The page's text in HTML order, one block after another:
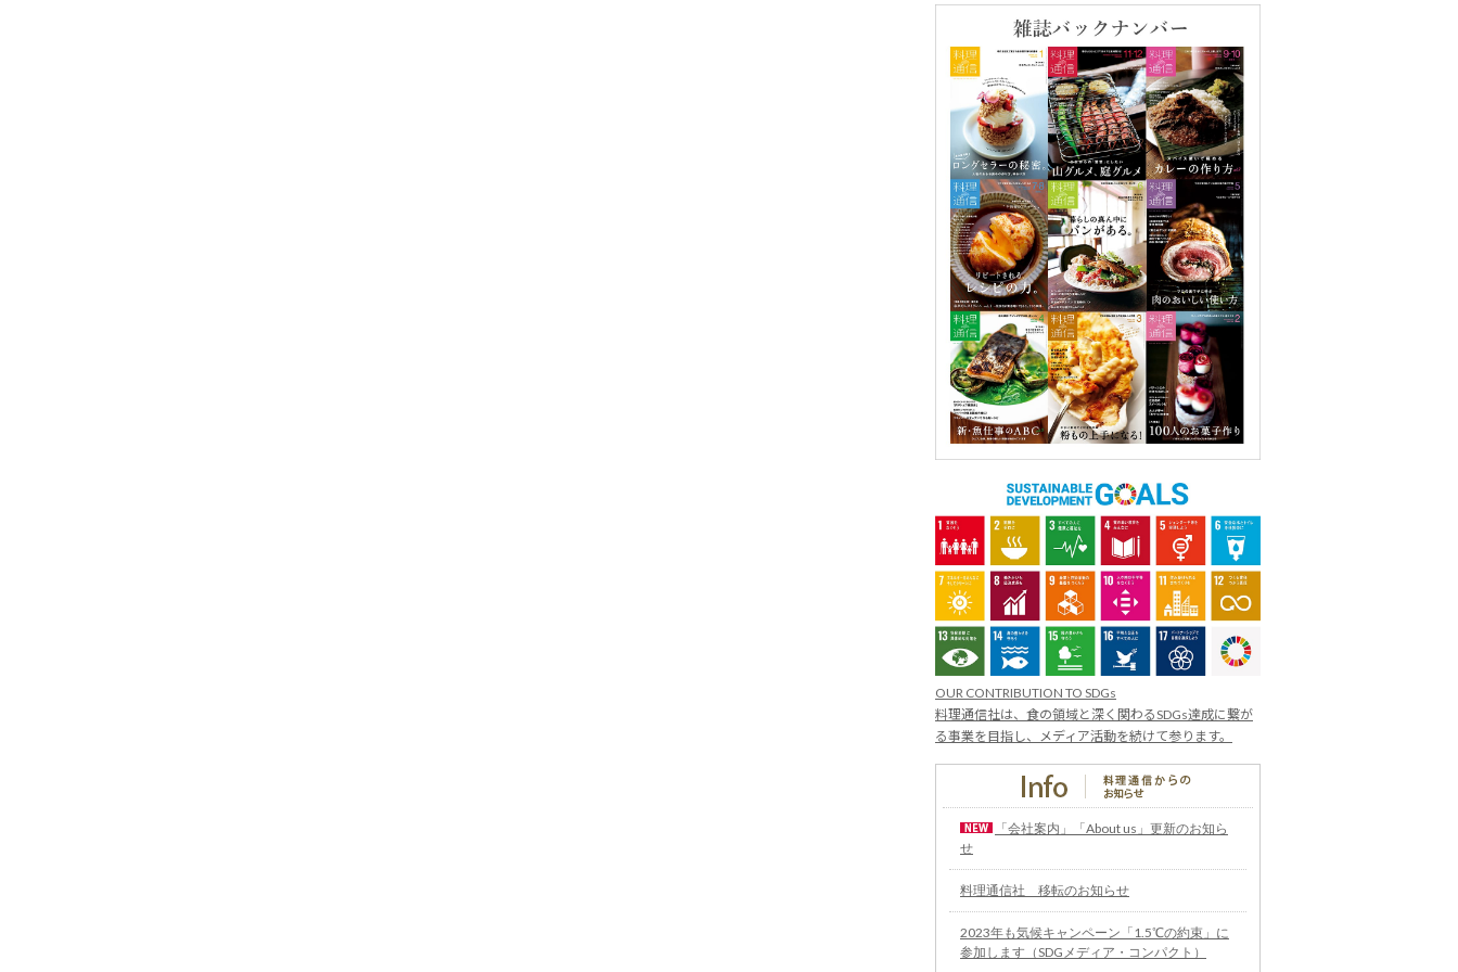
OUR CONTRIBUTION TO SDGs
料理通信社は、食の領域と深く関わるSDGs達成に繋が
る事業を目指し、メディア活動を続けて参ります。
「会社案内」「About us」更新のお知ら
せ
料理通信社 移転のお知らせ
2023年も気候キャンペーン「1.5℃の約束」に
参加します（SDGメディア・コンパクト）